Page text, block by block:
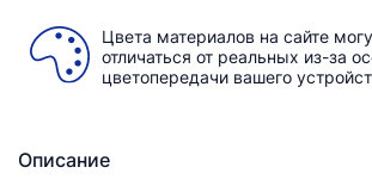
Цвета материалов на сайте
отличаться от реальных из-за
цветопередачи вашего
Описание